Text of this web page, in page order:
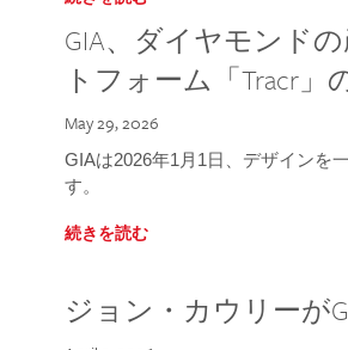
GIA、ダイヤモンド
トフォーム「Tracr」
May 29, 2026
GIAは2026年1月1日、デザインを
す。
続きを読む
ジョン・カウリーが